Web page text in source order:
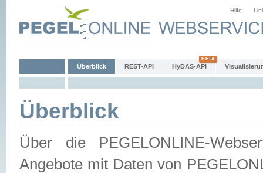
Hilfe
Überblick REST-API HyDAS-API
Überblick
Über die PEGELONLINE-
Angebote mit Daten von